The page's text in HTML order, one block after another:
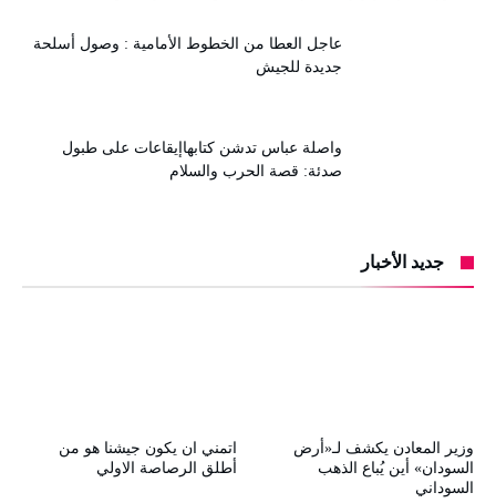
عاجل العطا من الخطوط الأمامية : وصول أسلحة
جديدة للجيش
واصلة عباس تدشن كتابهاإيقاعات على طبول
صدئة: قصة الحرب والسلام
جديد الأخبار
اتمني ان يكون جيشنا هو من
أطلق الرصاصة الاولي
وزير المعادن يكشف لـ«أرض
السودان» أين يُباع الذهب
السوداني